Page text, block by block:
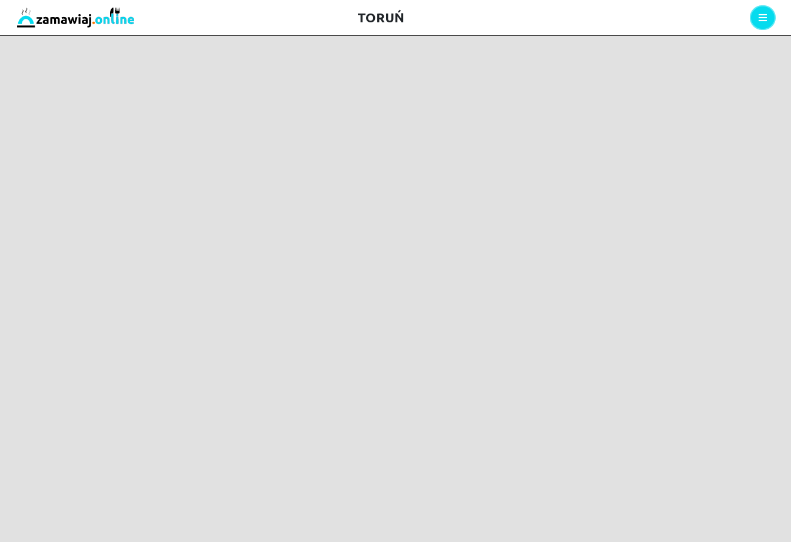
TORUŃ